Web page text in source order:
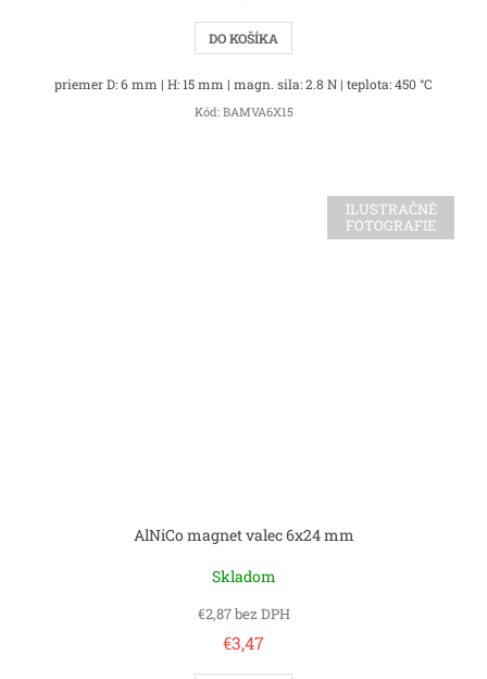
DO KOŠÍKA
priemer D: 6 mm | H: 15 mm | magn. sila: 2.8 N | teplota: 450 °C
Kód: BAMVA6X15
ILUSTRAČNÉ
FOTOGRAFIE
AlNiCo magnet valec 6x24 mm
Skladom
€2,87 bez DPH
€3,47